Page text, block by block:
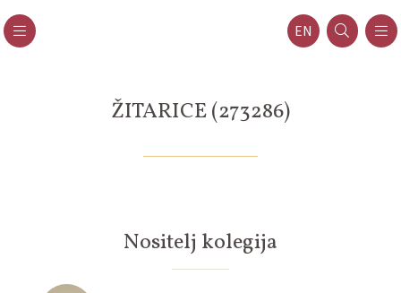
EN
ŽITARICE (273286)
Nositelj kolegija